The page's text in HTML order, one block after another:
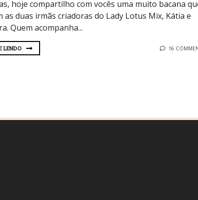
hoje compartilho com vocês uma muito bacana
as duas irmãs criadoras do Lady Lotus Mix, Kátia e
Quem acompanha...
LENDO 16